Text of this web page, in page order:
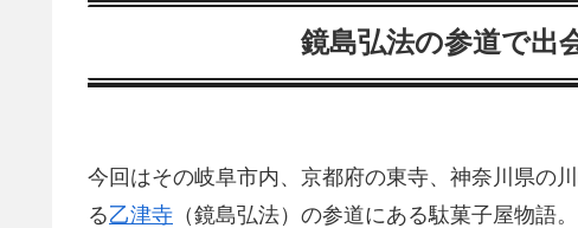
鏡島弘法の参道で出
今回はその岐阜市内、京都府の東寺、神奈川県の
る乙津寺 （鏡島弘法）の参道にある駄菓子屋物語。